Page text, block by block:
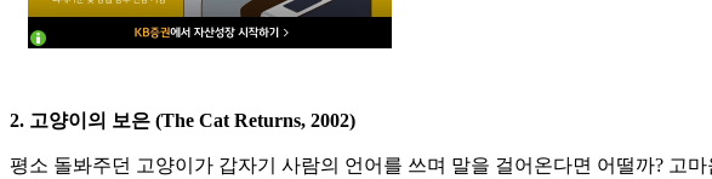
2. 고양이의 보은 (The Cat Returns, 2002)
평소 돌봐주던 고양이가 갑자기 사람의 언어를 쓰며 말을 걸어온다면 어떨까? 고